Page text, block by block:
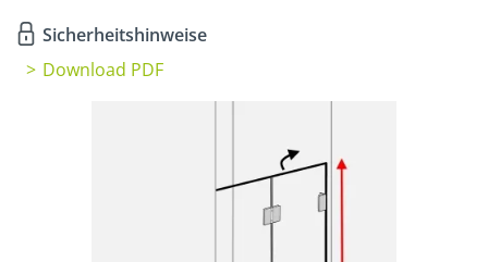
Sicherheitshinweise
Download PDF